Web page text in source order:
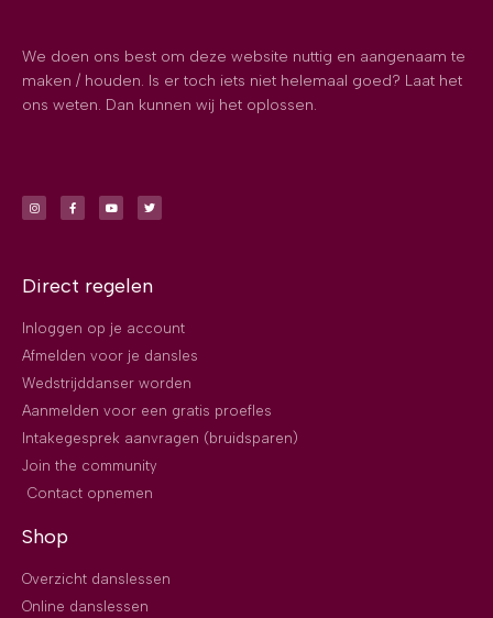
We doen ons best om deze website nuttig en aangenaam te
maken / houden. Is er toch iets niet helemaal goed? Laat het
ons weten. Dan kunnen wij het oplossen.
Direct regelen
Inloggen op je account
Afmelden voor je dansles
Wedstrijddanser worden
Aanmelden voor een gratis proefles
Intakegesprek aanvragen (bruidsparen)
Join the community
Contact opnemen
Shop
Overzicht danslessen
Online danslessen